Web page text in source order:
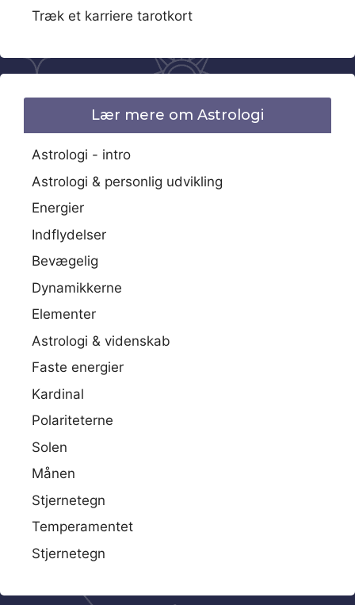
Træk et karriere tarotkort
Lær mere om Astrologi
Astrologi - intro
Astrologi & personlig udvikling
Energier
Indflydelser
Bevægelig
Dynamikkerne
Elementer
Astrologi & videnskab
Faste energier
Kardinal
Polariteterne
Solen
Månen
Stjernetegn
Temperamentet
Stjernetegn